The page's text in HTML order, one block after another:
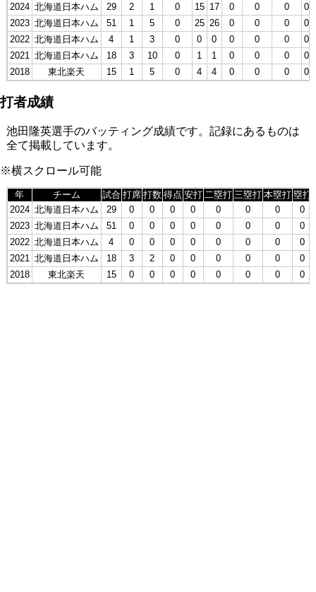
2024 北海道日本ハム 29 2 1 0 15 17 0 0 0
2023 北海道日本ハム 51 1 5 0 25 26 0 0 0
2022 北海道日本ハム 4 1 3 0 0 0 0 0 0
2021 北海道日本ハム 18 3 10 0 1 1 0 0 0
2018
東北楽天 15 1 5 0 4 4 0 0 0
打者成績
池田隆英選手のバッティング成績です。記録にあるものは
全て掲載しています。
※横スクロール可能
年 チーム 試合 打席 打数 得点 安打 二塁打 三塁打 本塁打 塁打
2024 北海道日本ハム 29 0 0 0 0 0 0 0
0
2023 北海道日本ハム 51 0 0 0 0 0 0 0
0
2022 北海道日本ハム 4 0 0 0 0 0 0 0
0
2021 北海道日本ハム 18 3 2 0 0 0 0 0
0
2018
東北楽天 15 0 0 0 0 0 0 0 0